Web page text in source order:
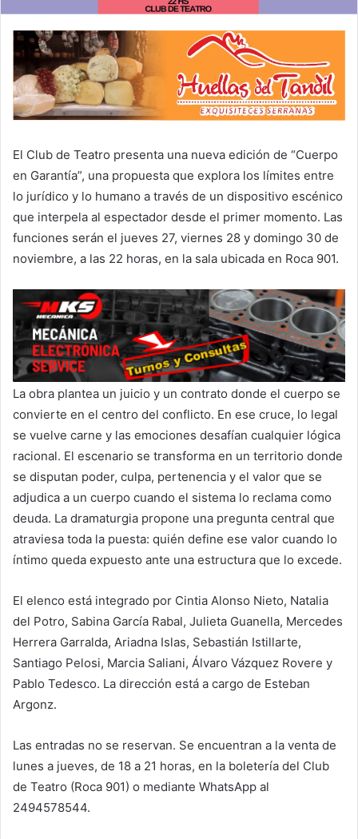
El Club de Teatro presenta una nueva edición de “Cuerpo
en Garantía”, una propuesta que explora los límites entre
lo jurídico y lo humano a través de un dispositivo escénico
que interpela al espectador desde el primer momento. Las
funciones serán el jueves 27, viernes 28 y domingo 30 de
noviembre, a las 22 horas, en la sala ubicada en Roca 901.
La obra plantea un juicio y un contrato donde el cuerpo se
convierte en el centro del conflicto. En ese cruce, lo legal
se vuelve carne y las emociones desafían cualquier lógica
racional. El escenario se transforma en un territorio donde
se disputan poder, culpa, pertenencia y el valor que se
adjudica a un cuerpo cuando el sistema lo reclama como
deuda. La dramaturgia propone una pregunta central que
atraviesa toda la puesta: quién define ese valor cuando lo
íntimo queda expuesto ante una estructura que lo excede.
El elenco está integrado por Cintia Alonso Nieto, Natalia
del Potro, Sabina García Rabal, Julieta Guanella, Mercedes
Herrera Garralda, Ariadna Islas, Sebastián Istillarte,
Santiago Pelosi, Marcia Saliani, Álvaro Vázquez Rovere y
Pablo Tedesco. La dirección está a cargo de Esteban
Argonz.
Las entradas no se reservan. Se encuentran a la venta de
lunes a jueves, de 18 a 21 horas, en la boletería del Club
de Teatro (Roca 901) o mediante WhatsApp al
2494578544.